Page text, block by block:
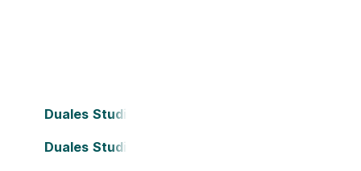
Duales Studium Bielefeld
Duales Studium Dortmund